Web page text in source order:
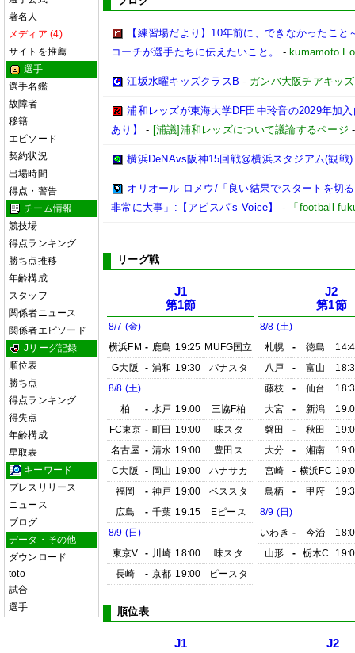
著名人
メディア (4)
サイトを推薦
選手
選手名鑑
故障者
移籍
エピソード
契約状況
出場時間
得点・警告
チーム情報
競技場
得点ランキング
勝ち点推移
年齢構成
スタッフ
関係者ニュース
関係者エピソード
Jリーグ記録
順位表
勝ち点
得点ランキング
得失点
年齢構成
星取表
キーワード
プレスリリース
ニュース
ブログ
データ・その他
ダウンロード
toto
試合
選手
【練習場だより】10年前に、できなかったこ
コーチが選手たちに伝えたいこと。
- kumamoto
江坂水曜キッズクラスB - ガンバ大阪チアキッ
浦和レッズが東海大学DF田中玲音の2029年加
あり】
- [浦議]浦和レッズについて議論するページ
横浜DeNAvs阪神15回戦@横浜スタジアム(観戦)
オリオール ロメウ/「良い結果でスタートを切
非常に大事」:【アビスパ’s Voice】
- 「football
リーグ戦
J1
第1節
8/7 (金)
横浜FM - 鹿島 19:25 MUFG国立
G大阪
- 浦和 19:30
パナスタ
8/8 (土)
柏
- 水戸 19:00
三協F柏
FC東京 - 町田 19:00
味スタ
名古屋 - 清水 19:00
豊田ス
C大阪
- 岡山 19:00
ハナサカ
福岡
- 神戸 19:00
ベススタ
広島
- 千葉 19:15
Eピース
8/9 (日)
東京V
- 川崎 18:00
味スタ
長崎
- 京都 19:00 ピースタ
J2
第1節
8/8 (土)
札幌
- 徳島
八戸
- 富山
藤枝
- 仙台
大宮
- 新潟
磐田
- 秋田
大分
- 湘南
宮崎
- 横浜FC
鳥栖
- 甲府
8/9 (日)
いわき - 今治
山形
- 栃木C
順位表
J1 J2